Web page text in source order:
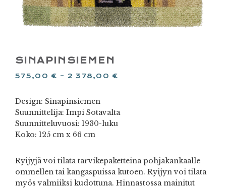
SINAPINSIEMEN
575,00 € – 2 378,00 €
Design: Sinapinsiemen
Suunnittelija: Impi Sotavalta
Suunnitteluvuosi: 1930-luku
Koko: 125 cm x 66 cm
Ryijyjä voi tilata tarvikepaketteina pohjakankaalle
ommellen tai kangaspuissa kutoen. Ryijyn voi tilata
myös valmiiksi kudottuna. Hinnastossa mainitut